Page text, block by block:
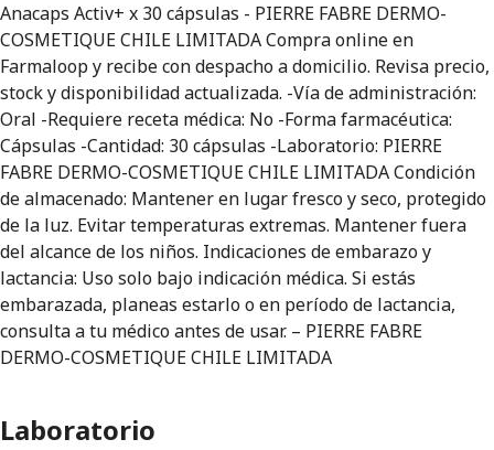
Anacaps Activ+ x 30 cápsulas - PIERRE FABRE DERMO-
COSMETIQUE CHILE LIMITADA Compra online en
Farmaloop y recibe con despacho a domicilio. Revisa precio,
stock y disponibilidad actualizada. -Vía de administración:
Oral -Requiere receta médica: No -Forma farmacéutica:
Cápsulas -Cantidad: 30 cápsulas -Laboratorio: PIERRE
FABRE DERMO-COSMETIQUE CHILE LIMITADA Condición
de almacenado: Mantener en lugar fresco y seco, protegido
de la luz. Evitar temperaturas extremas. Mantener fuera
del alcance de los niños. Indicaciones de embarazo y
lactancia: Uso solo bajo indicación médica. Si estás
embarazada, planeas estarlo o en período de lactancia,
consulta a tu médico antes de usar. – PIERRE FABRE
DERMO-COSMETIQUE CHILE LIMITADA
Laboratorio